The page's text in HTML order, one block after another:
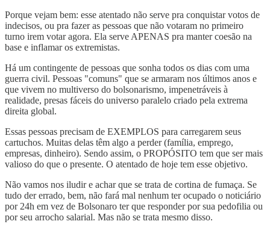
Porque vejam bem: esse atentado não serve pra conquistar votos de
indecisos, ou pra fazer as pessoas que não votaram no primeiro
turno irem votar agora. Ela serve APENAS pra manter coesão na
base e inflamar os extremistas.
Há um contingente de pessoas que sonha todos os dias com uma
guerra civil. Pessoas "comuns" que se armaram nos últimos anos e
que vivem no multiverso do bolsonarismo, impenetráveis à
realidade, presas fáceis do universo paralelo criado pela extrema
direita global.
Essas pessoas precisam de EXEMPLOS para carregarem seus
cartuchos. Muitas delas têm algo a perder (família, emprego,
empresas, dinheiro). Sendo assim, o PROPÓSITO tem que ser mais
valioso do que o presente. O atentado de hoje tem esse objetivo.
Não vamos nos iludir e achar que se trata de cortina de fumaça. Se
tudo der errado, bem, não fará mal nenhum ter ocupado o noticiário
por 24h em vez de Bolsonaro ter que responder por sua pedofilia ou
por seu arrocho salarial. Mas não se trata mesmo disso.